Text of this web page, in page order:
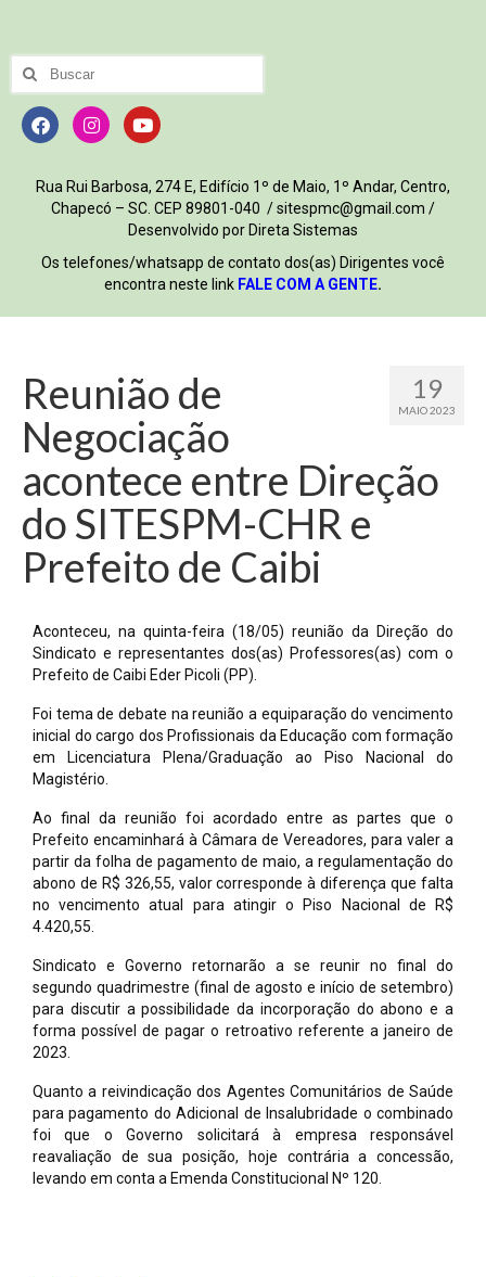
Rua Rui Barbosa, 274 E, Edifício 1º de Maio, 1º Andar, Centro,
Chapecó – SC. CEP 89801-040 / sitespmc@gmail.com /
Desenvolvido por Direta Sistemas
Os telefones/whatsapp de contato dos(as) Dirigentes você
encontra neste link FALE COM A GENTE.
19
MAIO 2023
Reunião de
Negociação
acontece entre Direção
do SITESPM-CHR e
Prefeito de Caibi
Aconteceu, na quinta-feira (18/05) reunião da Direção do
Sindicato e representantes dos(as) Professores(as) com o
Prefeito de Caibi Eder Picoli (PP).
Foi tema de debate na reunião a equiparação do vencimento
inicial do cargo dos Profissionais da Educação com formação
em Licenciatura Plena/Graduação ao Piso Nacional do
Magistério.
Ao final da reunião foi acordado entre as partes que o
Prefeito encaminhará à Câmara de Vereadores, para valer a
partir da folha de pagamento de maio, a regulamentação do
abono de R$ 326,55, valor corresponde à diferença que falta
no vencimento atual para atingir o Piso Nacional de R$
4.420,55.
Sindicato e Governo retornarão a se reunir no final do
segundo quadrimestre (final de agosto e início de setembro)
para discutir a possibilidade da incorporação do abono e a
forma possível de pagar o retroativo referente a janeiro de
2023.
Quanto a reivindicação dos Agentes Comunitários de Saúde
para pagamento do Adicional de Insalubridade o combinado
foi que o Governo solicitará à empresa responsável
reavaliação de sua posição, hoje contrária a concessão,
levando em conta a Emenda Constitucional Nº 120.